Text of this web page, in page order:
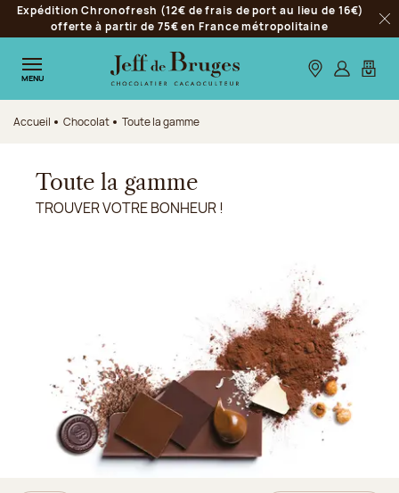
Aller à la navigation
Aller au contenu principal
Aller au pied de page
Expédition Chronofresh (12€ de frais de port au lieu de 16€)
offerte à partir de 75€ en France métropolitaine
MENU Nos boutiques
S’identifier
Mon
Accueil Chocolat Toute la gamme
Toute la gamme
TROUVER VOTRE BONHEUR !